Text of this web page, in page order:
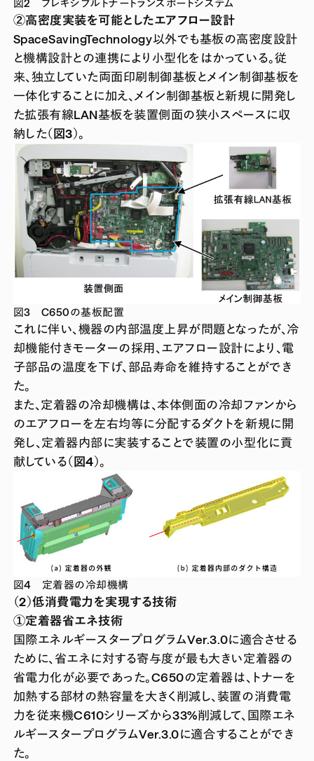
図2 フレキシブルトナートランスポートシステム
②高密度実装を可能としたエアフロー設計
SpaceSavingTechnology以外でも基板の高密度設計
と機構設計との連携により小型化をはかっている。従
来、独立していた両面印刷制御基板とメイン制御基板を
一体化することに加え、メイン制御基板と新規に開発し
た拡張有線LAN基板を装置側面の狭小スペースに収
納した（図3）。
図3 C650の基板配置
これに伴い、機器の内部温度上昇が問題となったが、冷
却機能付きモーターの採用、エアフロー設計により、電
子部品の温度を下げ、部品寿命を維持することができ
た。
また、定着器の冷却機構は、本体側面の冷却ファンから
のエアフローを左右均等に分配するダクトを新規に開
発し、定着器内部に実装することで装置の小型化に貢
献している（図4）。
図4 定着器の冷却機構
（2）低消費電力を実現する技術
①定着器省エネ技術
国際エネルギースタープログラムVer.3.0に適合させる
ために、省エネに対する寄与度が最も大きい定着器の
省電力化が必要であった。C650の定着器は、トナーを
加熱する部材の熱容量を大きく削減し、装置の消費電
力を従来機C610シリーズから33%削減して、国際エネ
ルギースタープログラムVer.3.0に適合することができ
た。